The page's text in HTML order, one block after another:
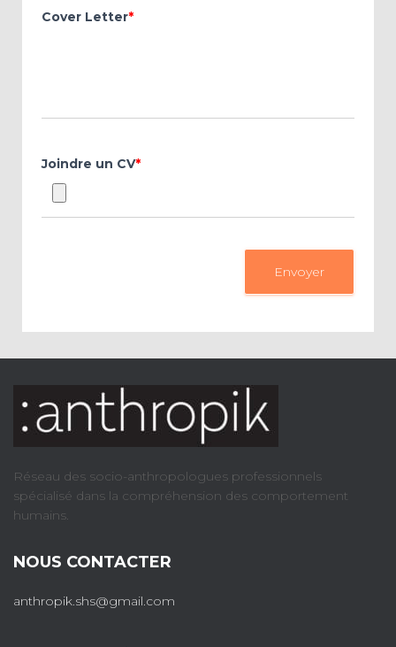
Cover Letter*
Joindre un CV*
Envoyer
Réseau des socio-anthropologues professionnels
spécialisé dans la compréhension des comportement
humains.
NOUS CONTACTER
anthropik.shs@gmail.com